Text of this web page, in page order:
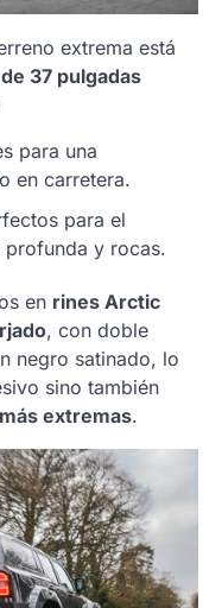
extrema está
37 pulgadas
para una
en carretera.
para el
y rocas.
en rines Arctic
, con doble
negro satinado, lo
sino también
extremas.